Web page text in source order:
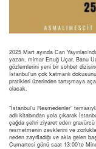
2025 Mart ayında Can
yazarı, mimar Ertuğ Uçar, Banu
gözlemlerini yeni bir sohbet
İstanbul’un çok katmanlı
pratikleri üzerinden tartışmaya
olacak.
“İstanbul’u Resmedenler”
adlı kitabından yola çıkarak
çağda şehri ziyaret eden
resmetmenin zevklerini ve
neden zayıfladığı ve akla gelen
Cumartesi günü saat 13:00’te